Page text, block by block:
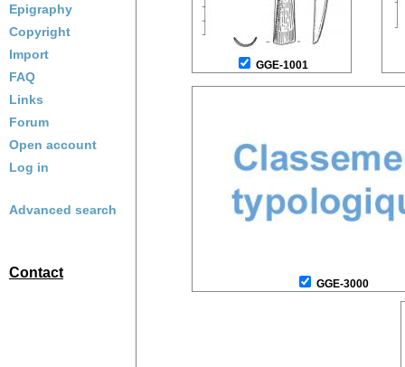
Epigraphy
Copyright
Import
FAQ
Links
Forum
Open account
Log in
Advanced search
Contact
GGE-1001
GGE-3000